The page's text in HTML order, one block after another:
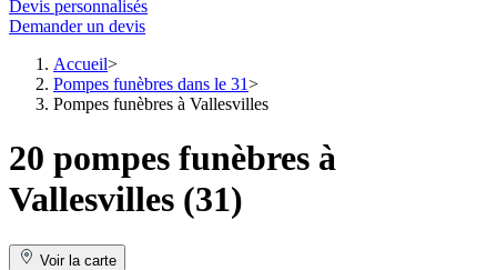
Devis personnalisés
Demander un devis
Accueil
Pompes funèbres dans le 31
Pompes funèbres à Vallesvilles
20 pompes funèbres à
Vallesvilles (31)
Voir la carte